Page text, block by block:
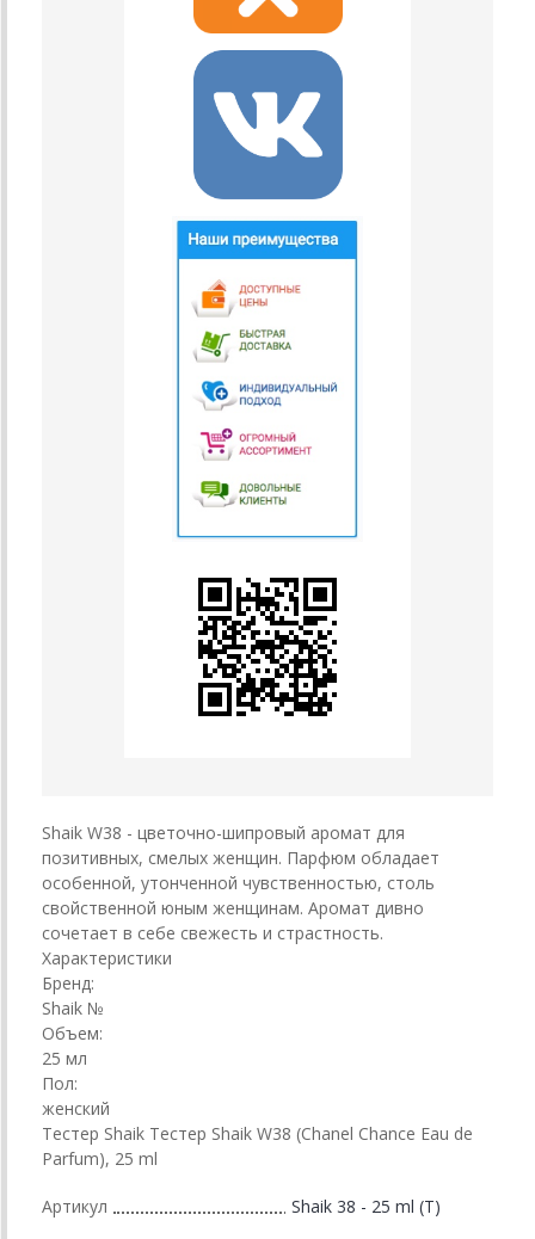
Shaik W38 - цветочно-шипровый аромат для
позитивных, смелых женщин. Парфюм обладает
особенной, утонченной чувственностью, столь
свойственной юным женщинам. Аромат дивно
сочетает в себе свежесть и страстность.
Характеристики
Бренд:
Shaik №
Объем:
25 мл
Пол:
женский
Тестер Shaik Тестер Shaik W38 (Chanel Chance Eau de
Parfum), 25 ml
Артикул Shaik 38 - 25 ml (T)